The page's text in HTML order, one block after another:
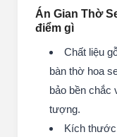
Án Gian Thờ
điểm gì
Chất liệu
bàn thờ hoa
bảo bền chắc
tượng.
Kích thước